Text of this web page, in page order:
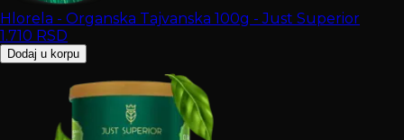
Hlorela - Organska Tajvanska 100g - Just Superior
1.710 RSD
Dodaj u korpu